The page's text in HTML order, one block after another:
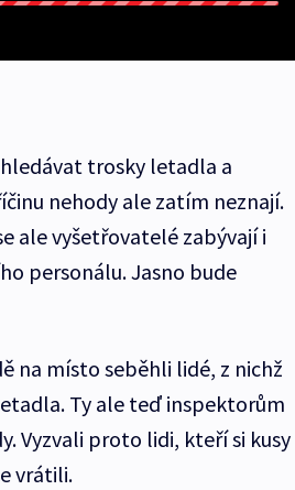
trosky letadla a
nehody ale zatím neznají.
ale vyšetřovatelé zabývají i
personálu. Jasno bude
na místo seběhli lidé, z nichž
Ty ale teď inspektorům
Vyzvali proto lidi, kteří si kusy
vrátili.